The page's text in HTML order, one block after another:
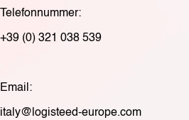
Telefonnummer:
+39 (0) 321 038 539
Email:
italy@logisteed-europe.com